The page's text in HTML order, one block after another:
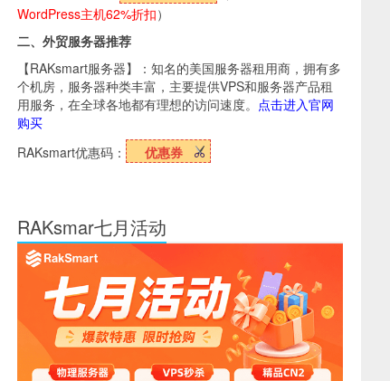
WordPress主机62%折扣）
二、外贸服务器推荐
【RAKsmart服务器】：知名的美国服务器租用商，拥有多
个机房，服务器种类丰富，主要提供VPS和服务器产品租
用服务，在全球各地都有理想的访问速度。 点击进入官网
购买
RAKsmart优惠码：
优惠券
RAKsmar七月活动